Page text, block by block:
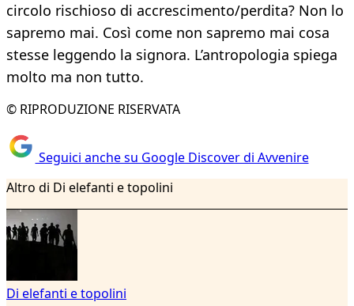
circolo rischioso di accrescimento/perdita? Non lo
sapremo mai. Così come non sapremo mai cosa
stesse leggendo la signora. L’antropologia spiega
molto ma non tutto.
© RIPRODUZIONE RISERVATA
Seguici anche su Google Discover di Avvenire
Altro di Di elefanti e topolini
Di elefanti e topolini